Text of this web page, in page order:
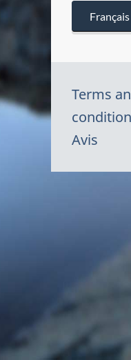
Français
Terms
Avis